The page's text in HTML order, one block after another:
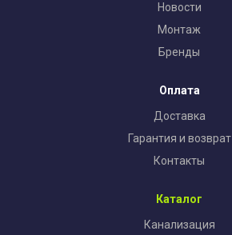
Новости
Монтаж
Бренды
Оплата
Доставка
Гарантия и возврат
Контакты
Каталог
Канализация